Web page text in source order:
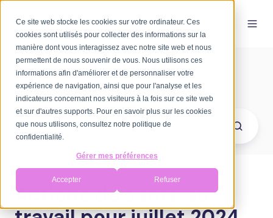
Ce site web stocke les cookies sur votre ordinateur. Ces
cookies sont utilisés pour collecter des informations sur la
manière dont vous interagissez avec notre site web et nous
permettent de nous souvenir de vous. Nous utilisons ces
informations afin d'améliorer et de personnaliser votre
expérience de navigation, ainsi que pour l'analyse et les
indicateurs concernant nos visiteurs à la fois sur ce site web
et sur d'autres supports. Pour en savoir plus sur les cookies
que nous utilisons, consultez notre politique de
confidentialité.
Gérer mes préférences
Accepter Refuser
FR-FR
Bienvenue sur le blog
d'Axomove
Actions de santé au